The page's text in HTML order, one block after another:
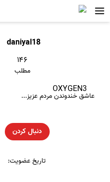
daniyal18
۱۴۶
مطلب
OXYGEN3
عاشق خندوندن مردم عزیز...
دنبال کردن
تاریخ عضویت: